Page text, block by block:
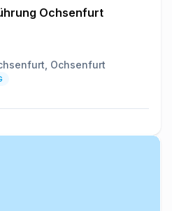
Ochsenfurt
Ochsenfurt